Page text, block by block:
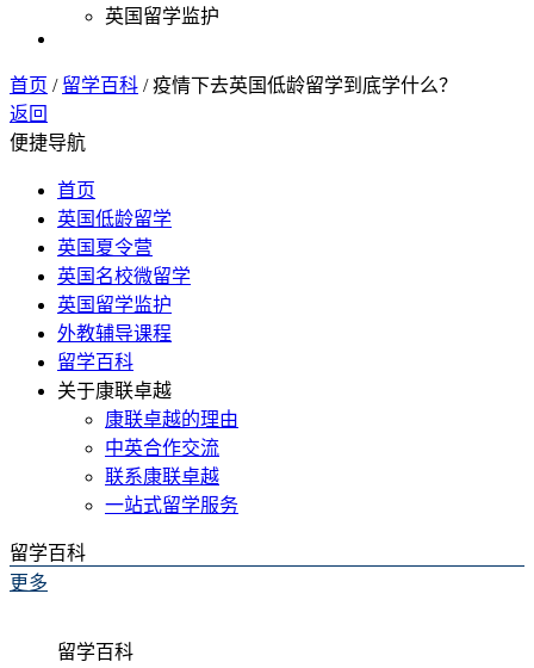
英国留学监护
首页 / 留学百科 /疫情下去英国低龄留学到底学什么？
返回
便捷导航
首页
英国低龄留学
英国夏令营
英国名校微留学
英国留学监护
外教辅导课程
留学百科
关于康联卓越
康联卓越的理由
中英合作交流
联系康联卓越
一站式留学服务
留学百科
更多
留学百科